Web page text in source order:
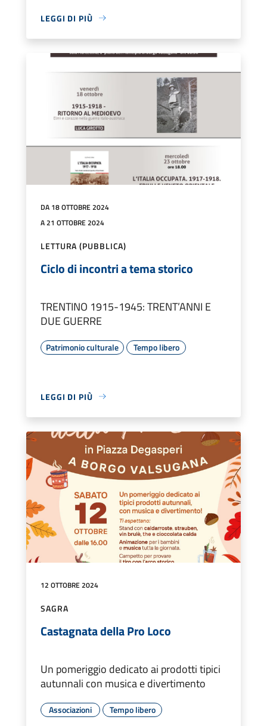
LEGGI DI PIÙ
DA 18 OTTOBRE 2024
A 21 OTTOBRE 2024
LETTURA (PUBBLICA)
Ciclo di incontri a tema storico
TRENTINO 1915-1945: TRENT’ANNI E
DUE GUERRE
Patrimonio culturale Tempo libero
LEGGI DI PIÙ
12 OTTOBRE 2024
SAGRA
Castagnata della Pro Loco
Un pomeriggio dedicato ai prodotti tipici
autunnali con musica e divertimento
Associazioni Tempo libero